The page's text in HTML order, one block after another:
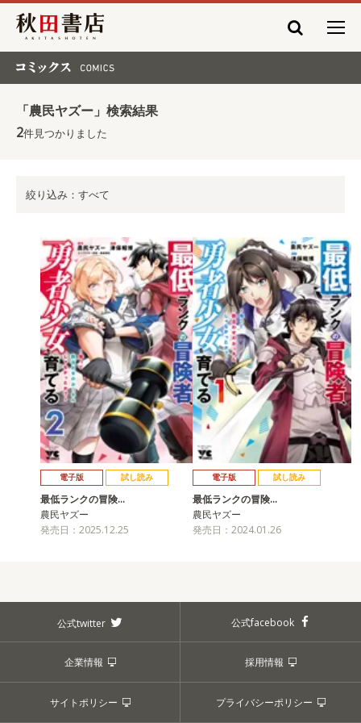
秋田書店
「農民ヤズー」検索結果
2件見つかりました
絞り込み：すべて
電子版 試し読み
最低ランクの冒険…
農民ヤズー
発売日：2025.12.25
電子版 試し読み
最低ランクの冒険…
農民ヤズー
発売日：2024.01.26
公式twitter 公式facebook
企業情報 採用情報
サイトポリシー プライバシーポリシー